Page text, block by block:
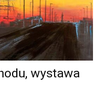
wystawa